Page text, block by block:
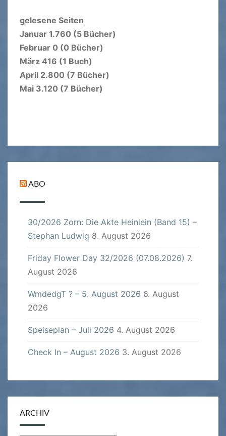
gelesene Seiten
Januar 1.760 (5 Bücher)
Februar 0 (0 Bücher)
März 416 (1 Buch)
April 2.800 (7 Bücher)
Mai 3.120 (7 Bücher)
ABO
30/2026 Zorn: Die Akte Heinlein (Band 15) –
Stephan Ludwig 8. August 2026
Friday Flower Day 32/2026 (07.08.2026) 7.
August 2026
WmdedgT ? – 5. August 2026 6. August
2026
Speiseplan – Juli 2026 4. August 2026
Check In – August 2026 3. August 2026
ARCHIV